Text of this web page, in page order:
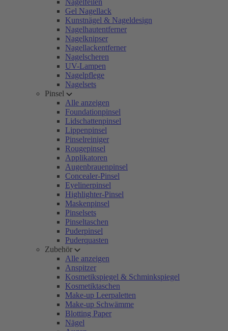
Nagelfeilen
Gel Nagellack
Kunstnägel & Nageldesign
Nagelhautentferner
Nagelknipser
Nagellackentferner
Nagelscheren
UV-Lampen
Nagelpflege
Nagelsets
Pinsel
Alle anzeigen
Foundationpinsel
Lidschattenpinsel
Lippenpinsel
Pinselreiniger
Rougepinsel
Applikatoren
Augenbrauenpinsel
Concealer-Pinsel
Eyelinerpinsel
Highlighter-Pinsel
Maskenpinsel
Pinselsets
Pinseltaschen
Puderpinsel
Puderquasten
Zubehör
Alle anzeigen
Anspitzer
Kosmetikspiegel & Schminkspiegel
Kosmetiktaschen
Make-up Leerpaletten
Make-up Schwämme
Blotting Paper
Nägel